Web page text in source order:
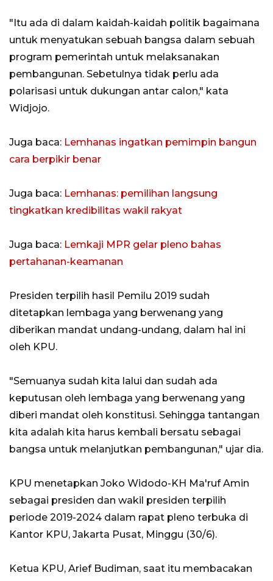
"Itu ada di dalam kaidah-kaidah politik bagaimana
untuk menyatukan sebuah bangsa dalam sebuah
program pemerintah untuk melaksanakan
pembangunan. Sebetulnya tidak perlu ada
polarisasi untuk dukungan antar calon," kata
Widjojo.
Juga baca: Lemhanas ingatkan pemimpin bangun
cara berpikir benar
Juga baca: Lemhanas: pemilihan langsung
tingkatkan kredibilitas wakil rakyat
Juga baca: Lemkaji MPR gelar pleno bahas
pertahanan-keamanan
Presiden terpilih hasil Pemilu 2019 sudah
ditetapkan lembaga yang berwenang yang
diberikan mandat undang-undang, dalam hal ini
oleh KPU.
"Semuanya sudah kita lalui dan sudah ada
keputusan oleh lembaga yang berwenang yang
diberi mandat oleh konstitusi. Sehingga tantangan
kita adalah kita harus kembali bersatu sebagai
bangsa untuk melanjutkan pembangunan," ujar dia.
KPU menetapkan Joko Widodo-KH Ma'ruf Amin
sebagai presiden dan wakil presiden terpilih
periode 2019-2024 dalam rapat pleno terbuka di
Kantor KPU, Jakarta Pusat, Minggu (30/6).
Ketua KPU, Arief Budiman, saat itu membacakan